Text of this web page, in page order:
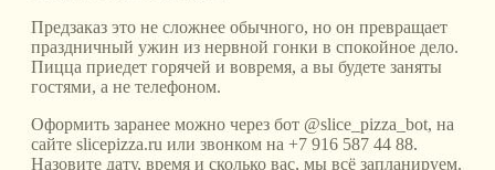
Предзаказ это не сложнее обычного, но он превращает
праздничный ужин из нервной гонки в спокойное дело.
Пицца приедет горячей и вовремя, а вы будете заняты
гостями, а не телефоном.
Оформить заранее можно через бот @slice_pizza_bot, на
сайте slicepizza.ru или звонком на +7 916 587 44 88.
Назовите дату, время и сколько вас, мы всё запланируем.